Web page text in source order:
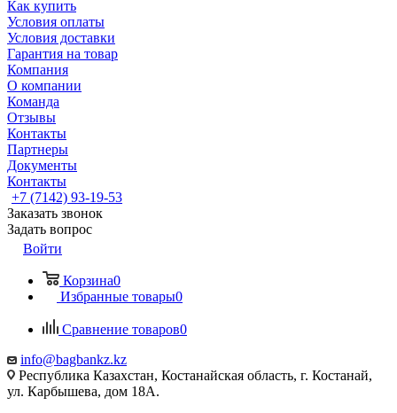
Как купить
Условия оплаты
Условия доставки
Гарантия на товар
Компания
О компании
Команда
Отзывы
Контакты
Партнеры
Документы
Контакты
+7 (7142) 93-19-53
Заказать звонок
Задать вопрос
Войти
Корзина0
Избранные товары0
Сравнение товаров0
info@bagbankz.kz
Республика Казахстан, Костанайская область, г. Костанай,
ул. Карбышева, дом 18А.